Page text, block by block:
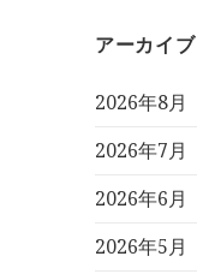
アーカイブ
2026年8月
2026年7月
2026年6月
2026年5月